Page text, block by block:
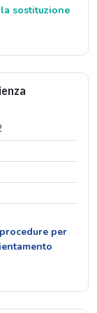
sostituzione
per